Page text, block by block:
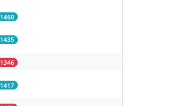
1460
1435
1346
1417